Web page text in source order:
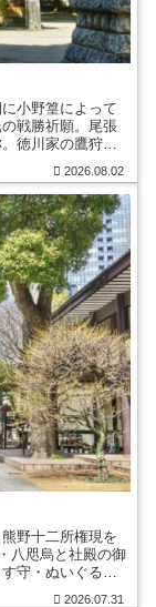
小野篁によって
戦勝祈願。尾張
徳川家の鷹狩と
2026.08.02
野十二所権現を
八咫烏と社殿の御
守・ぬいぐるみ
2026.07.31